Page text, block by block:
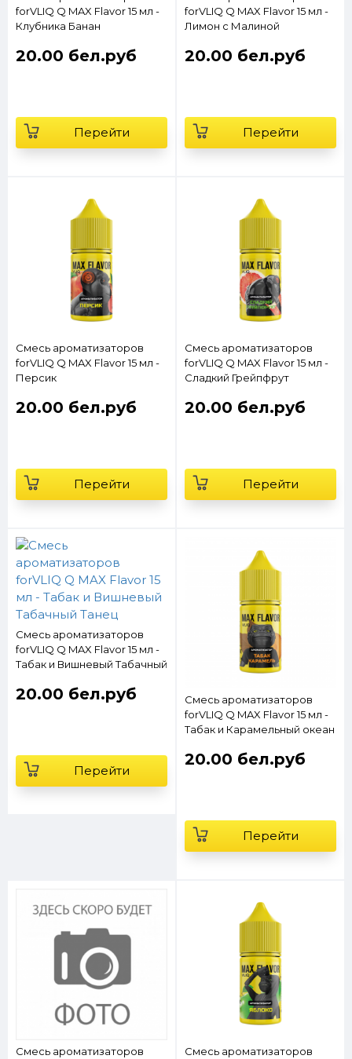
forVLIQ Q MAX Flavor 15 мл -
Клубника Банан
20.00 бел.руб
Перейти
forVLIQ Q MAX Flavor 15 мл -
Лимон с Малиной
20.00 бел.руб
Перейти
Смесь ароматизаторов
forVLIQ Q MAX Flavor 15 мл -
Персик
20.00 бел.руб
Перейти
Смесь ароматизаторов
forVLIQ Q MAX Flavor 15 мл -
Сладкий Грейпфрут
20.00 бел.руб
Перейти
Смесь ароматизаторов
forVLIQ Q MAX Flavor 15 мл -
Табак и Вишневый Табачный
20.00 бел.руб
Перейти
Смесь ароматизаторов
forVLIQ Q MAX Flavor 15 мл -
Табак и Карамельный океан
20.00 бел.руб
Перейти
Смесь ароматизаторов
Смесь ароматизаторов